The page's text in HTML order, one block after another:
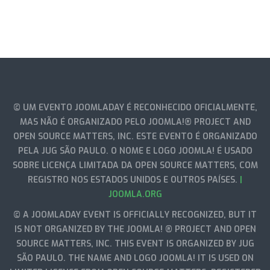
© UM EVENTO JOOMLADAY É RECONHECIDO OFICIALMENTE,
MAS NÃO É ORGANIZADO PELO JOOMLA!® PROJECT AND
OPEN SOURCE MATTERS, INC. ESTE EVENTO É ORGANIZADO
PELA JUG SÃO PAULO. O NOME E LOGO JOOMLA! É USADO
SOBRE LICENÇA LIMITADA DA OPEN SOURCE MATTERS, COM
REGISTRO NOS ESTADOS UNIDOS E OUTROS PAÍSES. |
JOOMLA.ORG
© A JOOMLADAY EVENT IS OFFICIALLY RECOGNIZED, BUT IT
IS NOT ORGANIZED BY THE JOOMLA! ® PROJECT AND OPEN
SOURCE MATTERS, INC. THIS EVENT IS ORGANIZED BY JUG
SÃO PAULO. THE NAME AND LOGO JOOMLA! IT IS USED ON